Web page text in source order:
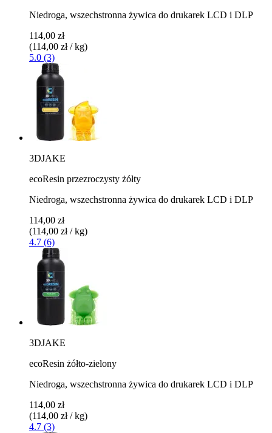
Niedroga, wszechstronna żywica do drukarek LCD i DLP
114,00 zł
(114,00 zł / kg)
5.0 (3)
3DJAKE
ecoResin przezroczysty żółty
Niedroga, wszechstronna żywica do drukarek LCD i DLP
114,00 zł
(114,00 zł / kg)
4.7 (6)
3DJAKE
ecoResin żółto-zielony
Niedroga, wszechstronna żywica do drukarek LCD i DLP
114,00 zł
(114,00 zł / kg)
4.7 (3)